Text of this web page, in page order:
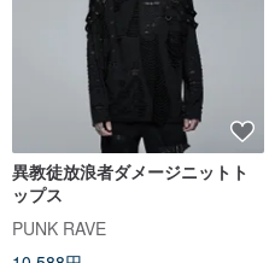
異教徒放浪者ダメージニットト
ップス
PUNK RAVE